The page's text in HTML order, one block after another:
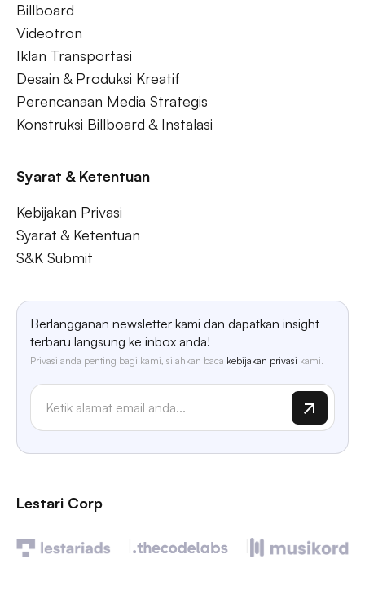
Billboard
Videotron
Iklan Transportasi
Desain & Produksi Kreatif
Perencanaan Media Strategis
Konstruksi Billboard & Instalasi
Syarat & Ketentuan
Kebijakan Privasi
Syarat & Ketentuan
S&K Submit
Berlangganan newsletter kami dan dapatkan insight
terbaru langsung ke inbox anda!
Privasi anda penting bagi kami, silahkan baca kebijakan privasi kami.
Lestari Corp